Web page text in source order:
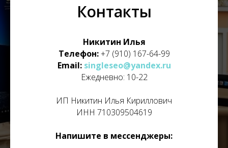
Контакты
Никитин Илья
Телефон:+7 (910) 167-64-99
Email: singleseo@yandex.ru
Ежедневно: 10-22
ИП Никитин Илья Кириллович
ИНН 710309504619
Напишите в мессенджеры: